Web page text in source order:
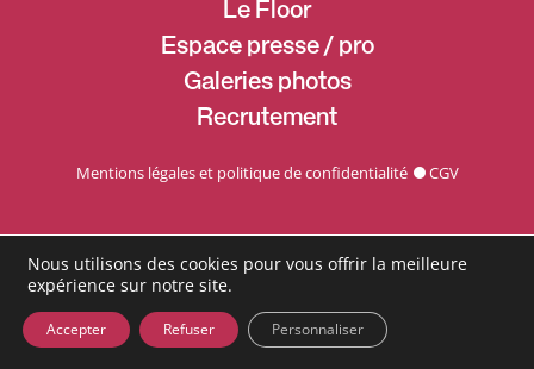
Le Floor
Espace presse / pro
Galeries photos
Recrutement
Mentions légales et politique de confidentialité CGV
Nous utilisons des cookies pour vous offrir la meilleure
expérience sur notre site.
Accepter Refuser Personnaliser